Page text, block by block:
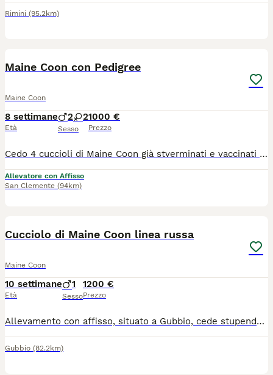
Rimini (95.2km)
Maine Coon con Pedigree
Maine Coon
8 settimane
Età
2 2
Sesso
1000 €
Prezzo
Cedo 4 cuccioli di Maine Coon già stverminati e vaccinati ,test genetici dei genitori documentati e visibili verranno ceduti dopo il terzo mese di età con pedigree da compagnia oppure no ma a prezzo differente ,il nostro è un allevamento con regolare affisso tutti I nostri Maine Coon vivono in casa con noi per ulteriori informazioni contattare Silvia al numero WhatsApp 3408029993.
Allevatore con Affisso
San Clemente (94km)
Cucciolo di Maine Coon linea russa
Maine Coon
10 settimane
Età
1
Sesso
1200 €
Prezzo
Allevamento con affisso, situato a Gubbio, cede stupendo cucciolo di Maine Coon black tabby. Nato il 28 Maggio sarà disponibile all' adozione i primi di settembre. Al momento della cessione avrà libretto sanitario con doppia vaccinazione e trattamento antiparassitario, microchip, pedigree Anfi, principali test genetici ed ecocardio dei genitori negativi , regolare contratto di cessione e kit alimentare di benvenuto. Abituato all'uso della lettiera, del tiragraffi e al contatto con i bambini. Per info, foto e video contattateci ! Gradita piccola presentazione !
Gubbio (82.2km)